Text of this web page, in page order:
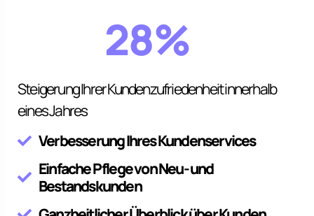
28%
Steigerung Ihrer Kundenzufriedenheit innerhalb
eines Jahres
Verbesserung Ihres Kundenservices
Einfache Pflege von Neu- und
Bestandskunden